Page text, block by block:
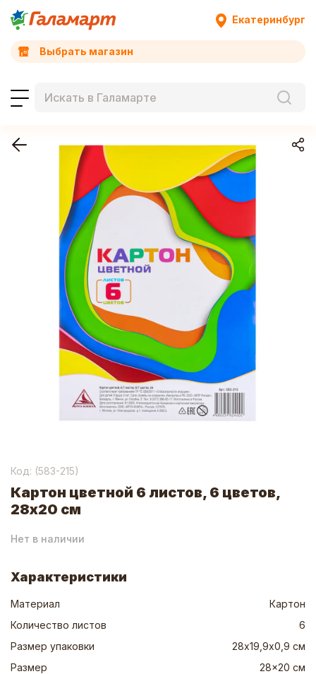
Екатеринбург
Выбрать магазин
Код: (583-215)
Картон цветной 6 листов, 6 цветов,
28x20 см
Нет в наличии
Характеристики
Материал
Картон
Количество листов
6
Размер упаковки
28х19,9х0,9 см
Размер
28x20 см